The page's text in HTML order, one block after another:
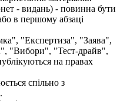
- видань) - повинна бути
в першому абзаці
"Експертиза", "Заява",
"Вибори", "Тест-драйв",
на правах
спільно з